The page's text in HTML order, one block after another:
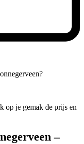
op je gemak de prijs en
–